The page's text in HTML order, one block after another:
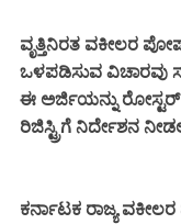
ವೃತ್ತಿನಿರತ ವಕೀಲರ
ಒಳಪಡಿಸುವ ವಿಚಾರವು
ಈ ಅರ್ಜಿಯನ್ನು
ರಿಜಿಸ್ಟ್ರಿಗೆ ನಿರ್ದೇಶನ
ಕರ್ನಾಟಕ ರಾಜ್ಯ ವಕೀಲರ